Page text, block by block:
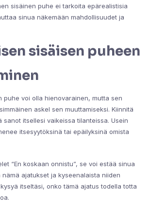
sisäinen puhe ei tarkoita epärealistisia
sinua näkemään mahdollisuudet ja
sisäisen puheen
puhe voi olla hienovarainen, mutta sen
askel sen muuttamiseksi. Kiinnitä
sanot itsellesi vaikeissa tilanteissa. Usein
itsesyytöksinä tai epäilyksinä omista
“En koskaan onnistu”, se voi estää sinua
nämä ajatukset ja kyseenalaista niiden
itseltäsi, onko tämä ajatus todella totta